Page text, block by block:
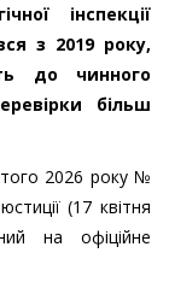
інспекції
з 2019 року,
до чинного
більш
2026 року №
(17 квітня
на офіційне